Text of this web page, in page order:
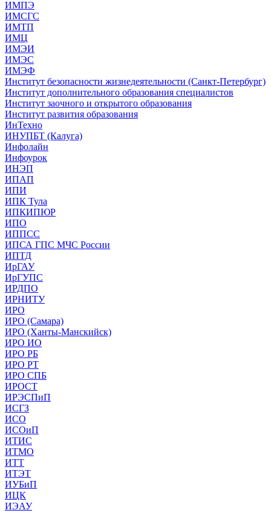
ИМПЭ
ИМСГС
ИМТП
ИМЦ
ИМЭИ
ИМЭС
ИМЭФ
Институт безопасности жизнедеятельности (Санкт-Петербург)
Институт дополнительного образования специалистов
Институт заочного и открытого образования
Институт развития образования
ИнТехно
ИНУПБТ (Калуга)
Инфолайн
Инфоурок
ИНЭП
ИПАП
ИПИ
ИПК Тула
ИПКИПЮР
ИПО
ИППСС
ИПСА ГПС МЧС России
ИПТД
ИрГАУ
ИрГУПС
ИРДПО
ИРНИТУ
ИРО
ИРО (Самара)
ИРО (Ханты-Манскийск)
ИРО ИО
ИРО РБ
ИРО РТ
ИРО СПБ
ИРОСТ
ИРЭСПиП
ИСГЗ
ИСО
ИСОиП
ИТИС
ИТМО
ИТТ
ИТЭТ
ИУБиП
ИЦК
ИЭАУ